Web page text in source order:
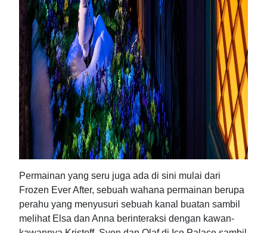
Permainan yang seru juga ada di sini mulai dari
Frozen Ever After, sebuah wahana permainan berupa
perahu yang menyusuri sebuah kanal buatan sambil
melihat Elsa dan Anna berinteraksi dengan kawan-